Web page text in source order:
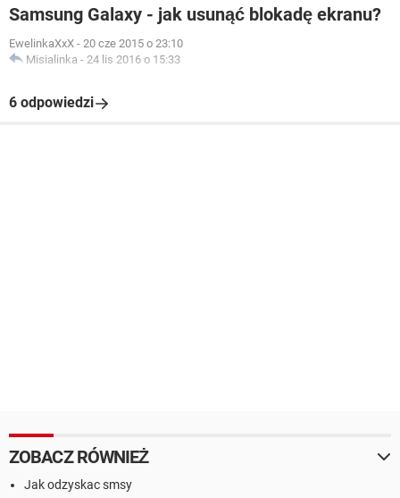
Samsung Galaxy - jak usunąć blokadę ekranu?
EwelinkaXxX - 20 cze 2015 o 23:10
Misialinka - 24 lis 2016 o 15:33
6 odpowiedzi
ZOBACZ RÓWNIEŻ
Jak odzyskac smsy